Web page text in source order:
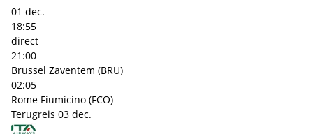
01 dec.
18:55
direct
21:00
Brussel Zaventem (BRU)
02:05
Rome Fiumicino (FCO)
Terugreis 03 dec.